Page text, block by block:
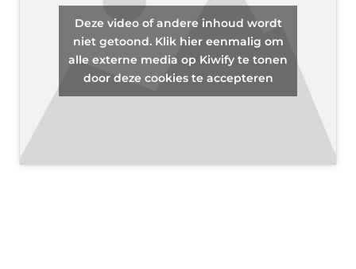
Deze video of andere inhoud wordt
niet getoond. Klik hier eenmalig om
alle externe media op Kiwify te tonen
door deze cookies te accepteren